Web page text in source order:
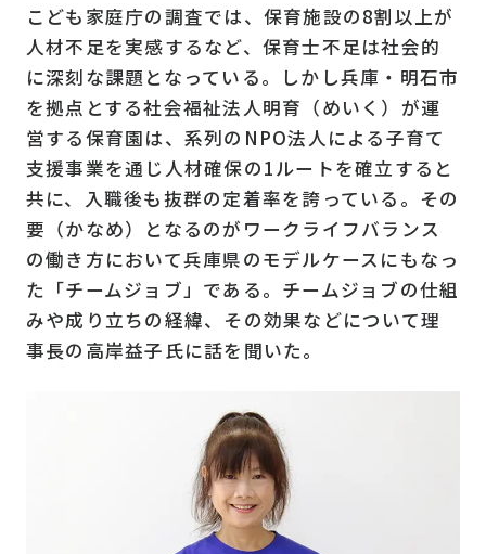
こども家庭庁の調査では、保育施設の8割以上が
人材不足を実感するなど、保育士不足は社会的
に深刻な課題となっている。しかし兵庫・明石市
を拠点とする社会福祉法人明育（めいく）が運
営する保育園は、系列のNPO法人による子育て
支援事業を通じ人材確保の1ルートを確立すると
共に、入職後も抜群の定着率を誇っている。その
要（かなめ）となるのがワークライフバランス
の働き方において兵庫県のモデルケースにもなっ
た「チームジョブ」である。チームジョブの仕組
みや成り立ちの経緯、その効果などについて理
事長の高岸益子氏に話を聞いた。